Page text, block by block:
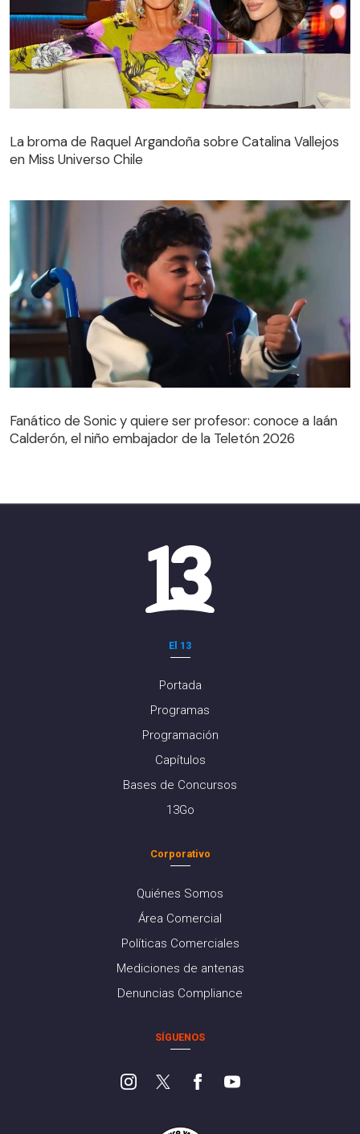
La broma de Raquel Argandoña sobre Catalina Vallejos
en Miss Universo Chile
Calderón, el niño embajador de la Teletón 2026
Fanático de Sonic y quiere ser profesor: conoce a Iaán
Calderón, el niño embajador de la Teletón 2026
El 13
Portada
Programas
Programación
Capítulos
Bases de Concursos
13Go
Corporativo
Quiénes Somos
Área Comercial
Políticas Comerciales
Mediciones de antenas
Denuncias Compliance
SÍGUENOS